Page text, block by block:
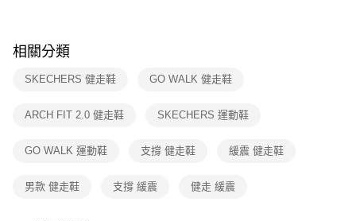
※ 交易是否成功請以「AFTEE先享後付 」之結帳頁面顯示為準，若有關於
是否繳費成功／繳費後需取消欲退款等相關疑問，請聯繫「AFTEE先享後付
客戶支援中心」 https://netprotections.freshdesk.com/support/home
１．透過由恩沛科技股份有限公司提供之「AFTEE先享後付」服務完成之交
權轉讓予恩沛科技股份有限公司。
３．未成年的使用者請事先徵得法定代理人或監護人之同意方可使用
相關分類
SKECHERS 健走鞋 GO WALK 健走鞋
ARCH FIT 2.0 健走鞋 SKECHERS 運動鞋
GO WALK 運動鞋 支撐 健走鞋 緩震 健走鞋
男款 健走鞋 支撐 緩震 健走 緩震